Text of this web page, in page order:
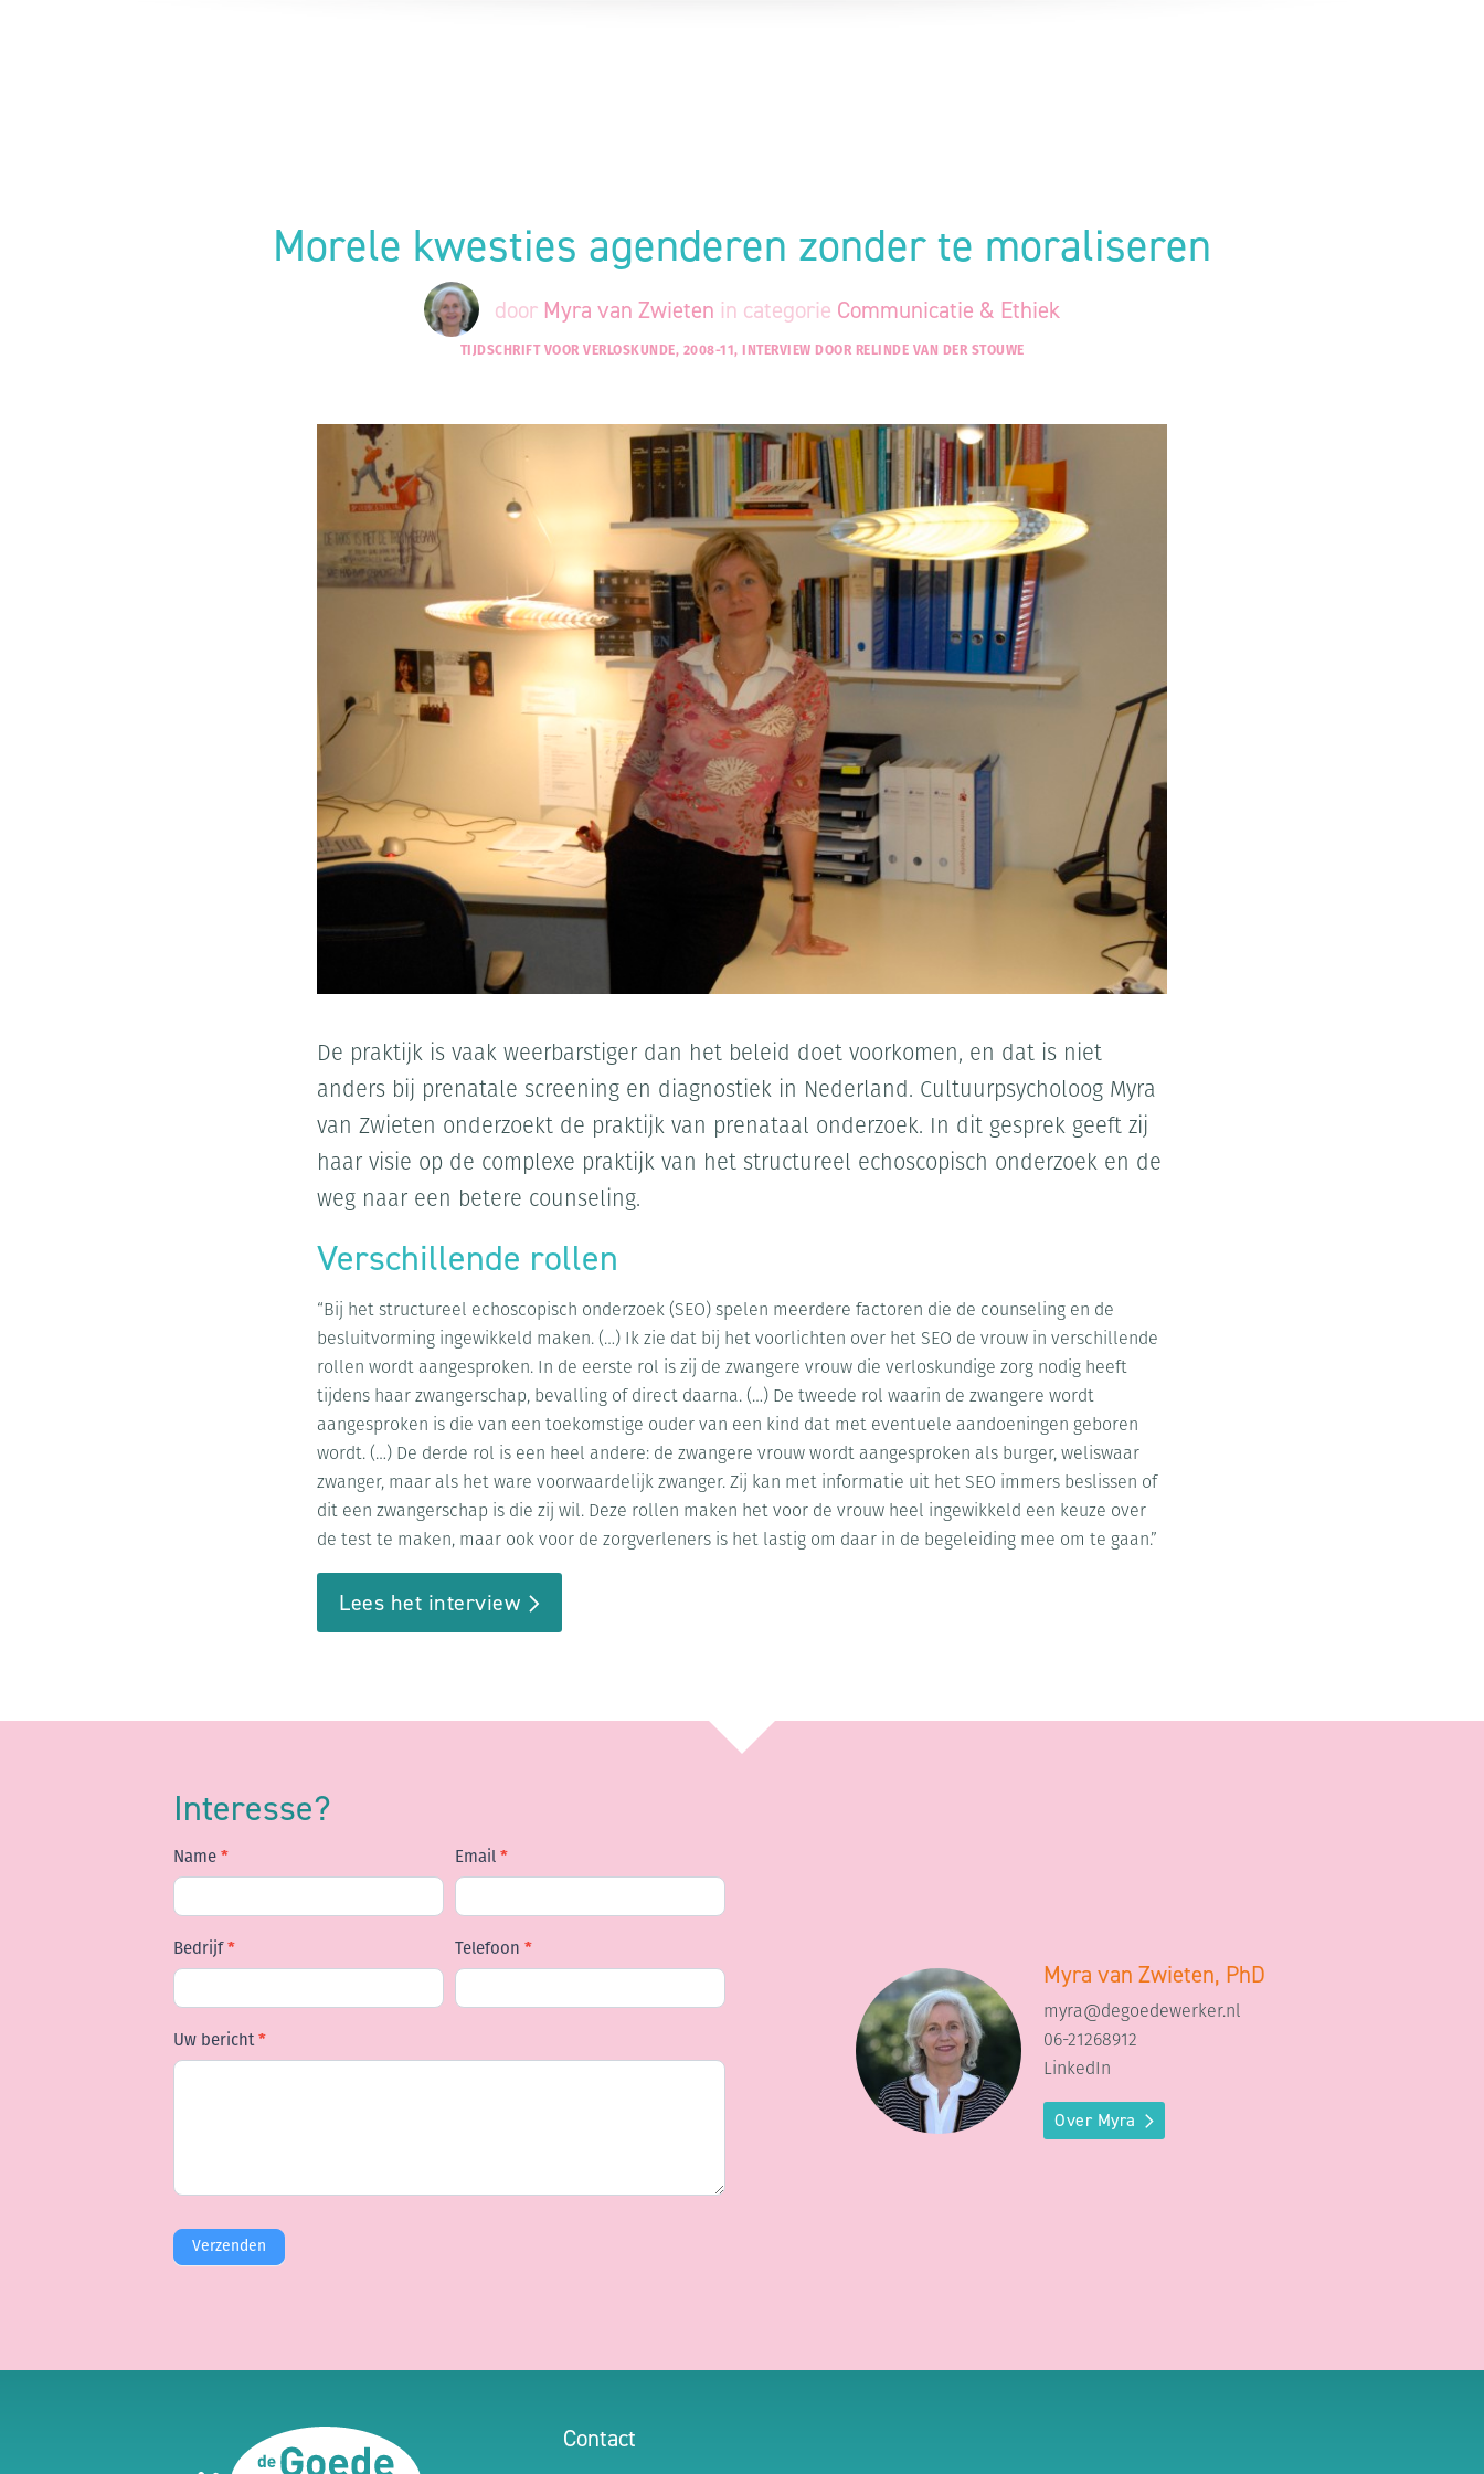
Morele kwesties agenderen zonder te moraliseren
door Myra van Zwieten in categorie Communicatie & Ethiek
TIJDSCHRIFT VOOR VERLOSKUNDE, 2008-11, INTERVIEW DOOR RELINDE VAN DER STOUWE
De praktijk is vaak weerbarstiger dan het beleid doet voorkomen, en dat is niet
anders bij prenatale screening en diagnostiek in Nederland. Cultuurpsycholoog Myra
van Zwieten onderzoekt de praktijk van prenataal onderzoek. In dit gesprek geeft zij
haar visie op de complexe praktijk van het structureel echoscopisch onderzoek en de
weg naar een betere counseling.
Verschillende rollen
“Bij het structureel echoscopisch onderzoek (SEO) spelen meerdere factoren die de counseling en de
besluitvorming ingewikkeld maken. (…) Ik zie dat bij het voorlichten over het SEO de vrouw in verschillende
rollen wordt aangesproken. In de eerste rol is zij de zwangere vrouw die verloskundige zorg nodig heeft
tijdens haar zwangerschap, bevalling of direct daarna. (…) De tweede rol waarin de zwangere wordt
aangesproken is die van een toekomstige ouder van een kind dat met eventuele aandoeningen geboren
wordt. (…) De derde rol is een heel andere: de zwangere vrouw wordt aangesproken als burger, weliswaar
zwanger, maar als het ware voorwaardelijk zwanger. Zij kan met informatie uit het SEO immers beslissen of
dit een zwangerschap is die zij wil. Deze rollen maken het voor de vrouw heel ingewikkeld een keuze over
de test te maken, maar ook voor de zorgverleners is het lastig om daar in de begeleiding mee om te gaan.”
Lees het interview
Interesse?
Contact
Name * Email *
Bedrijf * Telefoon *
Uw bericht *
Verzenden
Myra van Zwieten, PhD
myra@degoedewerker.nl
06-21268912
LinkedIn
Over Myra
Contact